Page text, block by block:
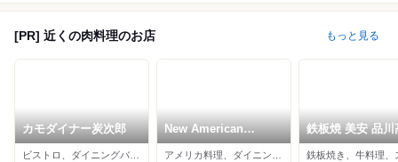
[PR] 近くの肉料理のお店 もっと見る
カモダイナー炭次郎
New American
Dining GOTTA
鉄板焼 美安 品川